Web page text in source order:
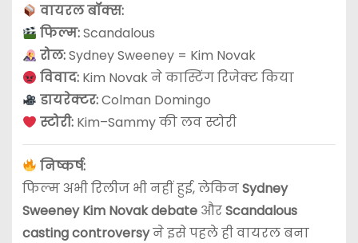
वायरल बॉक्स:
फिल्म:Scandalous
रोल:Sydney Sweeney = Kim Novak
विवाद: Kim Novak ने कास्टिंग रिजेक्ट किया
डायरेक्टर:Colman Domingo
स्टोरी: Kim–Sammy की लव स्टोरी
निष्कर्ष:
फिल्म अभी रिलीज भी नहीं हुई, लेकिनSydney
Sweeney Kim Novak debateऔरScandalous
casting controversyने इसे पहले ही वायरल बना